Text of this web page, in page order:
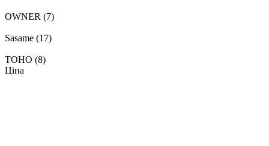
OWNER (7)
Sasame (17)
TOHO (8)
Ціна